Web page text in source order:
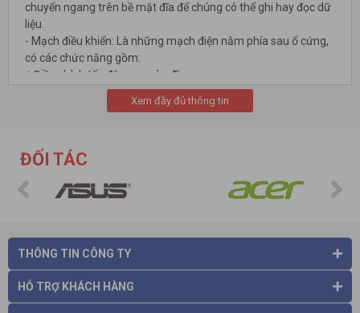
chuyển ngang trên bề mặt đĩa để chúng có thể ghi hay đọc dữ
liệu.
- Mạch điều khiển: Là những mạch điện nằm phía sau ổ cứng,
có các chức năng gồm:
+ Điều chỉnh tốc độ quay của đĩa.
+ Điều chỉnh dịch chuyển các đầu từ.
+ Mã hoá và giải mã các tín hiệu đọc và ghi dữ liệu.
Những lợi ích củaổ cứng di động
Back up dữ liệu
Để đề phòng những tình huống xấu xảy ra đối với dữ liệu quan
Xem đầy đủ thông tin
ĐỐI TÁC
THÔNG TIN CÔNG TY
HỖ TRỢ KHÁCH HÀNG